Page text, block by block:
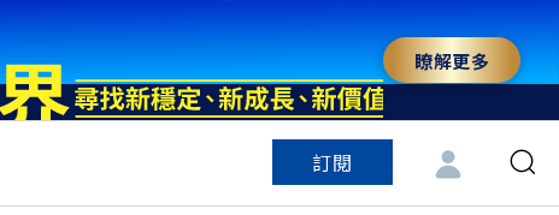
瞭解更多
訂閱
特色頻道